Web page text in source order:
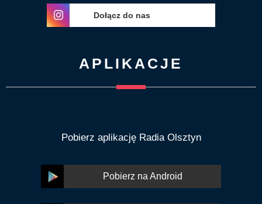
Dołącz do nas
APLIKACJE
Pobierz aplikację Radia Olsztyn
Pobierz na Android